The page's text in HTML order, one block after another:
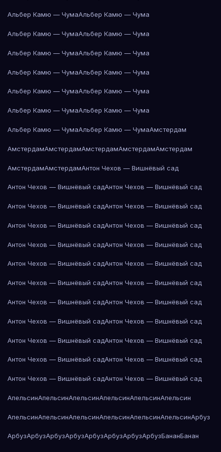
Альбер Камю — ЧумаАльбер Камю — Чума
Альбер Камю — ЧумаАльбер Камю — Чума
Альбер Камю — ЧумаАльбер Камю — Чума
Альбер Камю — ЧумаАльбер Камю — Чума
Альбер Камю — ЧумаАльбер Камю — Чума
Альбер Камю — ЧумаАльбер Камю — Чума
Альбер Камю — ЧумаАльбер Камю — ЧумаАмстердам
АмстердамАмстердамАмстердамАмстердамАмстердам
АмстердамАмстердамАнтон Чехов — Вишнёвый сад
Антон Чехов — Вишнёвый садАнтон Чехов — Вишнёвый сад
Антон Чехов — Вишнёвый садАнтон Чехов — Вишнёвый сад
Антон Чехов — Вишнёвый садАнтон Чехов — Вишнёвый сад
Антон Чехов — Вишнёвый садАнтон Чехов — Вишнёвый сад
Антон Чехов — Вишнёвый садАнтон Чехов — Вишнёвый сад
Антон Чехов — Вишнёвый садАнтон Чехов — Вишнёвый сад
Антон Чехов — Вишнёвый садАнтон Чехов — Вишнёвый сад
Антон Чехов — Вишнёвый садАнтон Чехов — Вишнёвый сад
Антон Чехов — Вишнёвый садАнтон Чехов — Вишнёвый сад
Антон Чехов — Вишнёвый садАнтон Чехов — Вишнёвый сад
Антон Чехов — Вишнёвый садАнтон Чехов — Вишнёвый сад
АпельсинАпельсинАпельсинАпельсинАпельсинАпельсин
АпельсинАпельсинАпельсинАпельсинАпельсинАпельсинАрбуз
АрбузАрбузАрбузАрбузАрбузАрбузАрбузАрбузБананБанан